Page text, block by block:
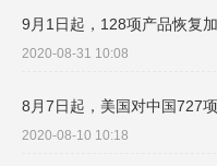
9月1日起，128项产品恢复加
2020-08-31 10:08
8月7日起，美国对中国727
2020-08-10 10:18